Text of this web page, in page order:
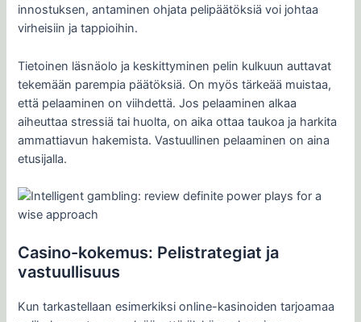
innostuksen, antaminen ohjata pelipäätöksiä voi johtaa
virheisiin ja tappioihin.
Tietoinen läsnäolo ja keskittyminen pelin kulkuun auttavat
tekemään parempia päätöksiä. On myös tärkeää muistaa,
että pelaaminen on viihdettä. Jos pelaaminen alkaa
aiheuttaa stressiä tai huolta, on aika ottaa taukoa ja harkita
ammattiavun hakemista. Vastuullinen pelaaminen on aina
etusijalla.
Casino-kokemus: Pelistrategiat ja
vastuullisuus
Kun tarkastellaan esimerkiksi online-kasinoiden tarjoamaa